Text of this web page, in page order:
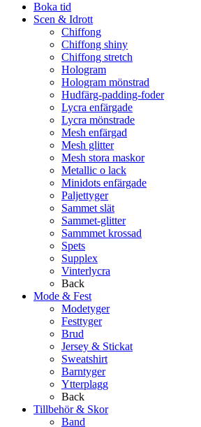
Boka tid
Scen & Idrott
Chiffong
Chiffong shiny
Chiffong stretch
Hologram
Hologram mönstrad
Hudfärg-padding-foder
Lycra enfärgade
Lycra mönstrade
Mesh enfärgad
Mesh glitter
Mesh stora maskor
Metallic o lack
Minidots enfärgade
Paljettyger
Sammet slät
Sammet-glitter
Sammmet krossad
Spets
Supplex
Vinterlycra
Back
Mode & Fest
Modetyger
Festtyger
Brud
Jersey & Stickat
Sweatshirt
Barntyger
Ytterplagg
Back
Tillbehör & Skor
Band